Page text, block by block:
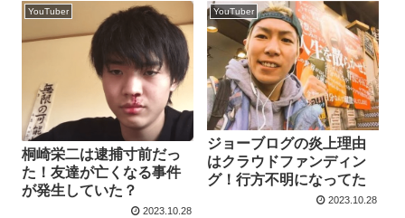
YouTuber
桐崎栄二は逮捕寸前だっ
た！友達が亡くなる事件
が発生していた？
2023.10.28
YouTuber
ジョーブログの炎上理由
はクラウドファンディン
グ！行方不明になってた
2023.10.28